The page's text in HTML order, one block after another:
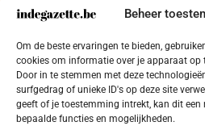
Beheer
Om de beste ervaringen te bieden,
cookies om informatie over je apparaat op
Door in te stemmen met deze
surfgedrag of unieke ID's op deze site
geeft of je toestemming intrekt, kan dit een
bepaalde functies en mogelijkheden.
Michel Gaspard nog
dringende oproep om
29 juli 2026